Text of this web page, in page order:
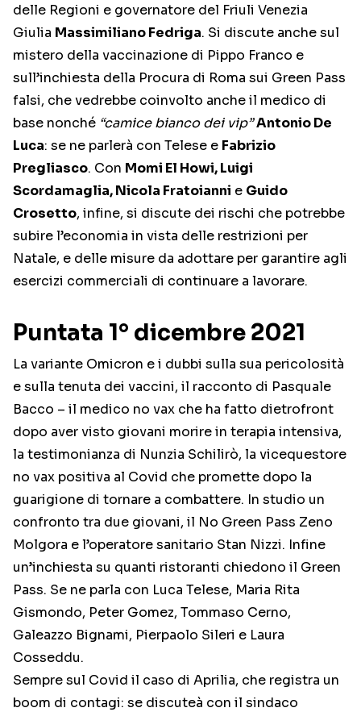
delle Regioni e governatore del Friuli Venezia
Giulia Massimiliano Fedriga. Si discute anche sul
mistero della vaccinazione di Pippo Franco e
sull’inchiesta della Procura di Roma sui Green Pass
falsi, che vedrebbe coinvolto anche il medico di
base nonché “camice bianco dei vip”Antonio De
Luca: se ne parlerà con Telese e Fabrizio
Pregliasco. Con Momi El Howi, Luigi
Scordamaglia, Nicola Fratoianni e Guido
Crosetto, infine, si discute dei rischi che potrebbe
subire l’economia in vista delle restrizioni per
Natale, e delle misure da adottare per garantire agli
esercizi commerciali di continuare a lavorare.
Puntata 1° dicembre 2021
La variante Omicron e i dubbi sulla sua pericolosità
e sulla tenuta dei vaccini, il racconto di Pasquale
Bacco – il medico no vax che ha fatto dietrofront
dopo aver visto giovani morire in terapia intensiva,
la testimonianza di Nunzia Schilirò, la vicequestore
no vax positiva al Covid che promette dopo la
guarigione di tornare a combattere. In studio un
confronto tra due giovani, il No Green Pass Zeno
Molgora e l’operatore sanitario Stan Nizzi. Infine
un’inchiesta su quanti ristoranti chiedono il Green
Pass. Se ne parla con Luca Telese, Maria Rita
Gismondo, Peter Gomez, Tommaso Cerno,
Galeazzo Bignami, Pierpaolo Sileri e Laura
Cosseddu.
Sempre sul Covid il caso di Aprilia, che registra un
boom di contagi: se discuteà con il sindaco